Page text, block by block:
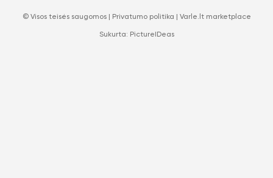
© Visos teisės saugomos | Privatumo politika Varle.lt marketplace
Sukurta: PictureIDeas